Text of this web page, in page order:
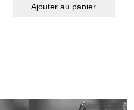
Ajouter au panier